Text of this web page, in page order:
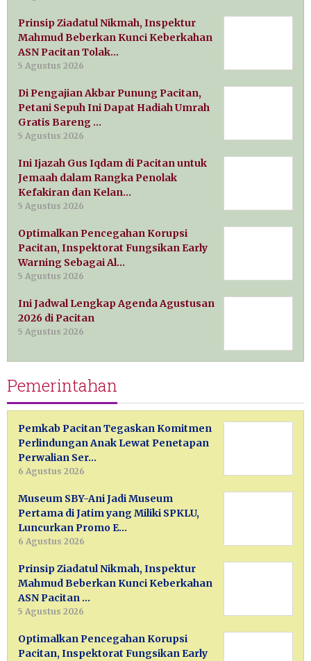
Prinsip Ziadatul Nikmah, Inspektur
Mahmud Beberkan Kunci Keberkahan
ASN Pacitan Tolak…
5 Agustus 2026
Di Pengajian Akbar Punung Pacitan,
Petani Sepuh Ini Dapat Hadiah Umrah
Gratis Bareng …
5 Agustus 2026
Ini Ijazah Gus Iqdam di Pacitan untuk
Jemaah dalam Rangka Penolak
Kefakiran dan Kelan…
5 Agustus 2026
Optimalkan Pencegahan Korupsi
Pacitan, Inspektorat Fungsikan Early
Warning Sebagai Al…
5 Agustus 2026
Ini Jadwal Lengkap Agenda Agustusan
2026 di Pacitan
5 Agustus 2026
Pemerintahan
Pemkab Pacitan Tegaskan Komitmen
Perlindungan Anak Lewat Penetapan
Perwalian Ser…
6 Agustus 2026
Museum SBY-Ani Jadi Museum
Pertama di Jatim yang Miliki SPKLU,
Luncurkan Promo E…
6 Agustus 2026
Prinsip Ziadatul Nikmah, Inspektur
Mahmud Beberkan Kunci Keberkahan
ASN Pacitan …
5 Agustus 2026
Optimalkan Pencegahan Korupsi
Pacitan, Inspektorat Fungsikan Early